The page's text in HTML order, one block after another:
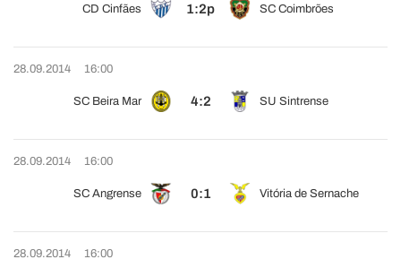
CD Cinfães 1:2p SC Coimbrões
28.09.2014 16:00
SC Beira Mar 4:2 SU Sintrense
28.09.2014 16:00
SC Angrense 0:1 Vitória de Sernache
28.09.2014 16:00